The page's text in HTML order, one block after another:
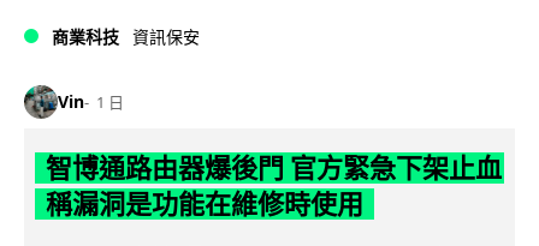
商業科技 資訊保安
Vin 1 日
智博通路由器爆後門 官方緊急下架止血
稱漏洞是功能在維修時使用